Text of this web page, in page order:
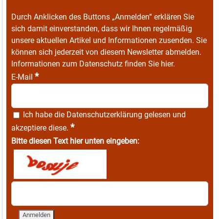
Durch Anklicken des Buttons „Anmelden“ erklären Sie
sich damit einverstanden, dass wir Ihnen regelmäßig
unsere aktuellen Artikel und Informationen zusenden. Sie
können sich jederzeit von diesem Newsletter abmelden.
Informationen zum Datenschutz finden Sie hier.
E-Mail *
Ich habe die Datenschutzerklärung gelesen und
akzeptiere diese. *
Bitte diesen Text hier unten eingeben: